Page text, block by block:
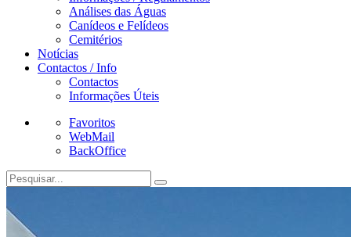
Análises das Águas
Canídeos e Felídeos
Cemitérios
Notícias
Contactos / Info
Contactos
Informações Úteis
Favoritos
WebMail
BackOffice